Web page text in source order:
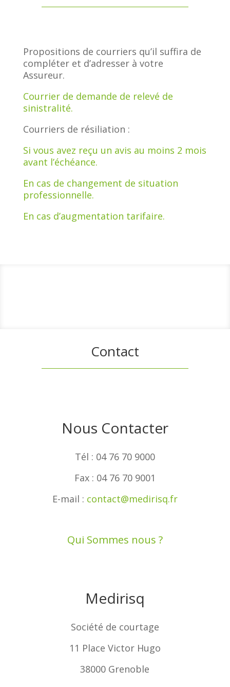
Propositions de courriers qu’il suffira de
compléter et d’adresser à votre
Assureur.
Courrier de demande de relevé de
sinistralité.
Courriers de résiliation :
Si vous avez reçu un avis au moins 2 mois
avant l’échéance.
En cas de changement de situation
professionnelle.
En cas d’augmentation tarifaire.
Contact
Nous Contacter
Tél : 04 76 70 9000
Fax : 04 76 70 9001
E-mail : contact@medirisq.fr
Qui Sommes nous ?
Medirisq
Société de courtage
11 Place Victor Hugo
38000 Grenoble